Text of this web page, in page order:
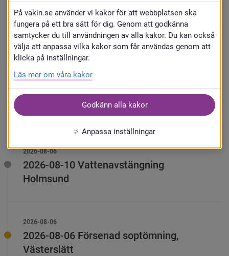
Driftstörningar
Typ av driftstörning
Kommun
Pågående arbete Åtgärdat Planerade
2026-08-06
2026-08-10 Vattenavstängning
Holmsund
2026-08-06
2026-08-06 Försenad soptömning,
Västerslätt
På vakin.se använder vi kakor för att webbplatsen ska
fungera på ett bra sätt för dig. Genom att godkänna
samtycker du till användningen av alla kakor. Du kan också
välja att anpassa vilka kakor som får användas genom att
klicka på inställningar.
Läs mer om våra kakor
Godkänn alla kakor
Anpassa inställningar